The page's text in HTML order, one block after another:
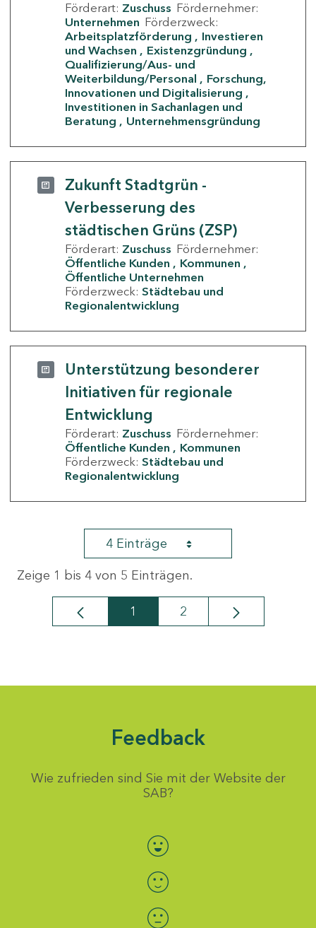
Förderart: Zuschuss Fördernehmer:
Unternehmen Förderzweck:
Arbeitsplatzförderung
Investieren
und Wachsen
Existenzgründung
Qualifizierung/Aus- und
Weiterbildung/Personal
Forschung,
Innovationen und Digitalisierung
Investitionen in Sachanlagen und
Beratung
Unternehmensgründung
Zukunft Stadtgrün -
Verbesserung des
städtischen Grüns (ZSP)
Förderart: Zuschuss Fördernehmer:
Öffentliche Kunden
Kommunen
Öffentliche Unternehmen
Förderzweck: Städtebau und
Regionalentwicklung
Unterstützung besonderer
Initiativen für regionale
Entwicklung
Förderart: Zuschuss Fördernehmer:
Öffentliche Kunden
Kommunen
Förderzweck: Städtebau und
Regionalentwicklung
4 Einträge
Zeige 1 bis 4 von 5 Einträgen.
Seite
1 Seite
2
Feedback
Wie zufrieden sind Sie mit der Website der
SAB?
Bewertung auswählen